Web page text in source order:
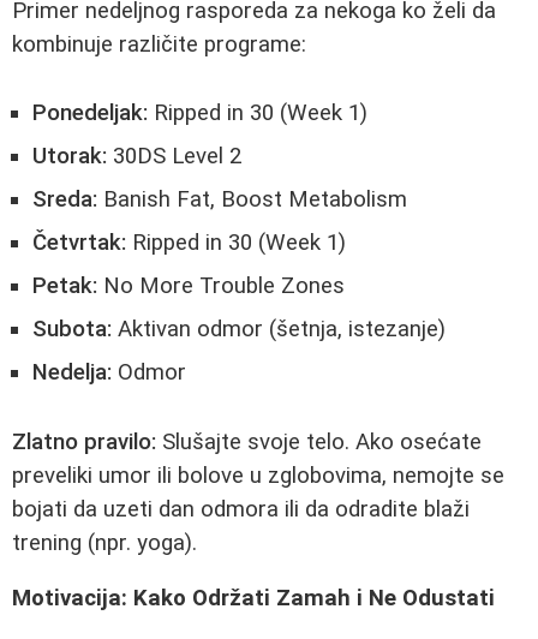
Primer nedeljnog rasporeda za nekoga ko želi da
kombinuje različite programe:
Ponedeljak: Ripped in 30 (Week 1)
Utorak: 30DS Level 2
Sreda: Banish Fat, Boost Metabolism
Četvrtak: Ripped in 30 (Week 1)
Petak: No More Trouble Zones
Subota: Aktivan odmor (šetnja, istezanje)
Nedelja: Odmor
Zlatno pravilo: Slušajte svoje telo. Ako osećate
preveliki umor ili bolove u zglobovima, nemojte se
bojati da uzeti dan odmora ili da odradite blaži
trening (npr. yoga).
Motivacija: Kako Održati Zamah i Ne Odustati